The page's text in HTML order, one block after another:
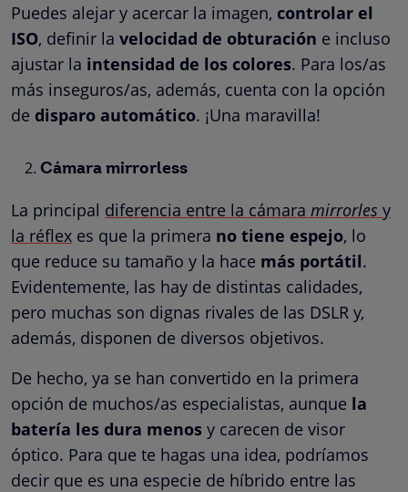
Puedes alejar y acercar la imagen, controlar el
ISO, definir la velocidad de obturación e incluso
ajustar la intensidad de los colores. Para los/as
más inseguros/as, además, cuenta con la opción
de disparo automático. ¡Una maravilla!
Cámara mirrorless
La principal diferencia entre la cámara mirrorles y
la réflex es que la primera no tiene espejo, lo
que reduce su tamaño y la hace más portátil.
Evidentemente, las hay de distintas calidades,
pero muchas son dignas rivales de las DSLR y,
además, disponen de diversos objetivos.
De hecho, ya se han convertido en la primera
opción de muchos/as especialistas, aunque la
batería les dura menos y carecen de visor
óptico. Para que te hagas una idea, podríamos
decir que es una especie de híbrido entre las